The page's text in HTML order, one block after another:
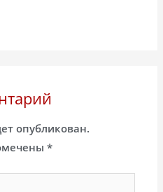
опубликован.
*